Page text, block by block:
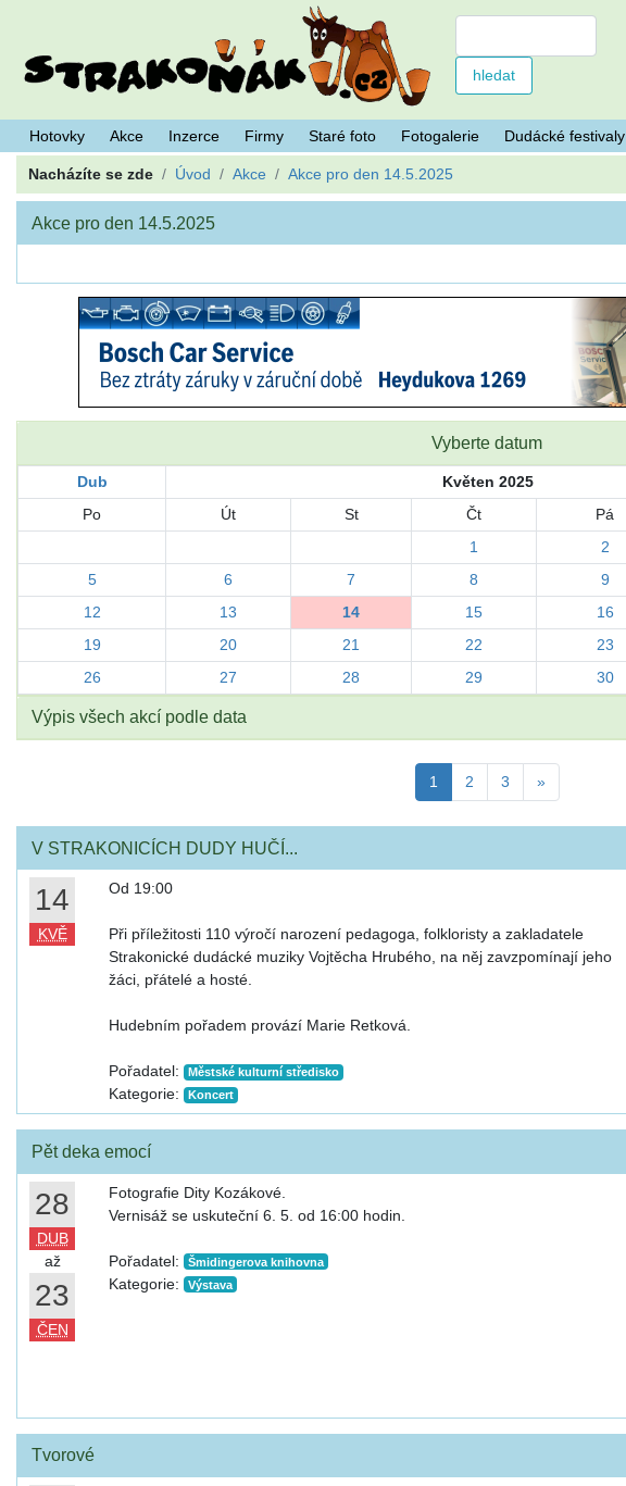
Hotovky Akce Inzerce Firmy Staré foto Fotogalerie Dudácké festivaly
Nacházíte se zde Úvod Akce Akce pro den 14.5.2025
Akce pro den 14.5.2025
Vyberte datum
Dub Květen 2025
Po
Út St Čt Pá
1
2
5
6 7 8 9
12
13 14 15 16
19
20 21 22 23
26
27 28 29 30
Výpis všech akcí podle data
1 2 3 »
V STRAKONICÍCH DUDY HUČÍ...
14
KVĚ
Od 19:00
Při příležitosti 110 výročí narození pedagoga, folkloristy a zakladatele
Strakonické dudácké muziky Vojtěcha Hrubého, na něj zavzpomínají jeho
žáci, přátelé a hosté.
Hudebním pořadem provází Marie Retková.
Pořadatel: Městské kulturní středisko
Kategorie: Koncert
Pět deka emocí
28
DUB
až
23
ČEN
Fotografie Dity Kozákové.
Vernisáž se uskuteční 6. 5. od 16:00 hodin.
Pořadatel: Šmidingerova knihovna
Kategorie: Výstava
Tvorové